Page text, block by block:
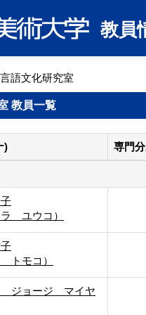
教員
語文化研究室
教員一覧
) 専門
ラ ユウコ）
トモコ）
ジョージ マイヤ